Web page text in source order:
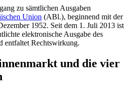
zu sämtlichen Ausgaben
Union (ABl.), beginnend mit der
1952. Seit dem 1. Juli 2013 ist
elektronische Ausgabe des
entfaltet Rechtswirkung.
und die vier